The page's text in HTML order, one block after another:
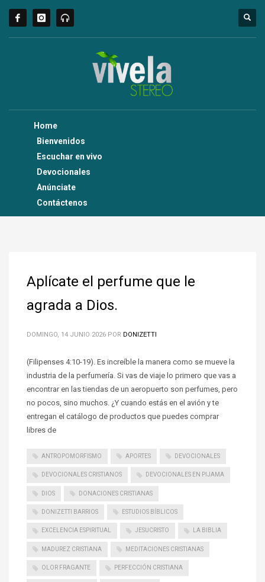
Home
Bienvenidos
Escuchar en vivo
Devocionales
Anúnciate
Contáctenos
Aplícate el perfume que le
agrada a Dios.
DOMINGO, 14 JUNIO 2026 POR DONIZETTI
(Filipenses 4:10-19). Es increíble la manera como se mueve la
industria de la perfumería. Si vas de viaje lo primero que vas a
encontrar en las tiendas de un aeropuerto son perfumes, pero
no pocos, sino muchos. ¿Y cuando estás en el avión y te
entregan el catálogo de productos que puedes comprar
libres de
ANTROPOMORFISMO APORTES DEVOCIONALES
DEVOCIONALES CRISTIANOS DEVOCIONALES EN PIJAMA
DIOS DONACIONES CRISTIANAS
DONIZETTI BARRIOS ESTUDIOS BÍBLICOS
EXCELENCIA ESPIRITUAL JESUCRISTO LA BIBLIA
MADUREZ CRISTIANA MEDITACIONES CRISTIANAS
OLOR FRAGANTE PERFECCIÓN CRISTIANA